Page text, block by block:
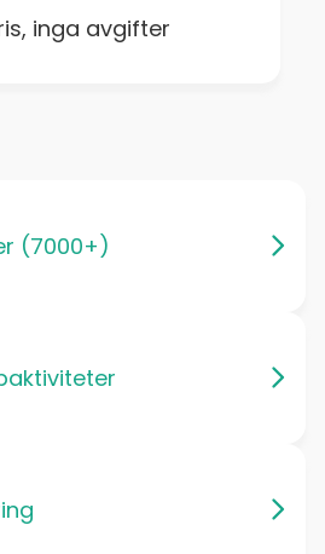
inga avgifter
(7000+)